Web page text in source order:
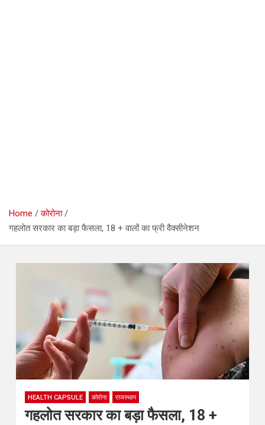
Home
कोरोना
गहलोत सरकार का बड़ा फैसला, 18 + वालों का फ्री वैक्सीनेशन
HEALTH CAPSULE कोरोना राजस्थान
गहलोत सरकार का बड़ा फैसला, 18 +